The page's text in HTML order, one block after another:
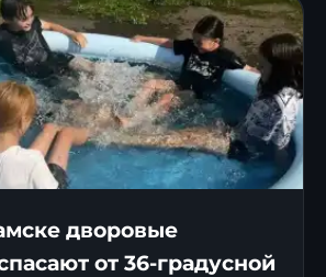
дворовые
от 36-градусной